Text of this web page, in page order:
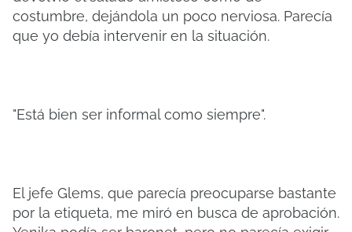
costumbre, dejándola un poco nerviosa. Parecía
que yo debía intervenir en la situación.
"Está bien ser informal como siempre".
El jefe Glems, que parecía preocuparse bastante
por la etiqueta, me miró en busca de aprobación.